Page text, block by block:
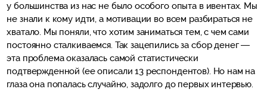
у большинства из нас не было особого опыта в ивентах. Мы
не знали к кому идти, а мотивации во всем разбираться не
хватало. Мы поняли, что хотим заниматься тем, с чем сами
постоянно сталкиваемся. Так зацепились за сбор денег —
эта проблема оказалась самой статистически
подтвержденной (ее описали 13 респондентов). Но нам на
глаза она попалась случайно, задолго до первых интервью.